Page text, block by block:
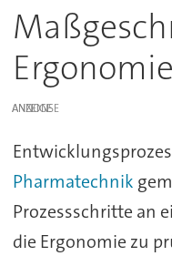
Ergonomie
ANZEIGE
Pharmatechnik
Prozessschritte an
die Ergonomie zu